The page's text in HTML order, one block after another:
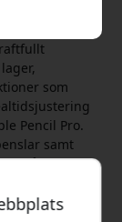
för iPad,
som
Pencil Pro.
samt
både